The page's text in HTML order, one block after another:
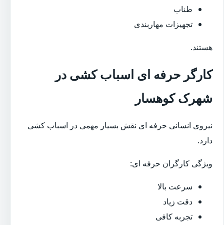
طناب
تجهیزات مهاربندی
هستند.
کارگر حرفه ای اسباب کشی در
شهرک کوهسار
نیروی انسانی حرفه ای نقش بسیار مهمی در اسباب کشی
دارد.
ویژگی کارگران حرفه ای:
سرعت بالا
دقت زیاد
تجربه کافی